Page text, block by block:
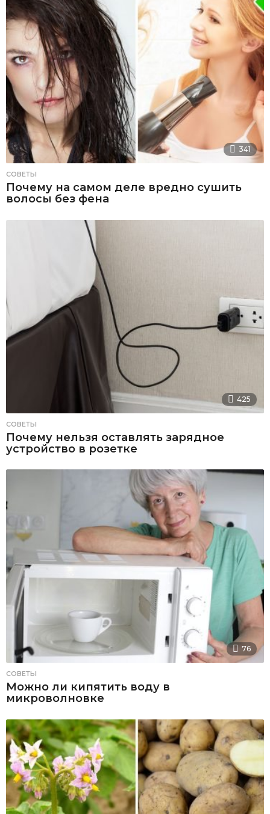
341
СОВЕТЫ
Почему на самом деле вредно сушить
волосы без фена
425
СОВЕТЫ
Почему нельзя оставлять зарядное
устройство в розетке
76
СОВЕТЫ
Можно ли кипятить воду в
микроволновке